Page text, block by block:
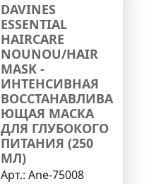
DAVINES
ESSENTIAL
HAIRCARE
NOUNOU/HAIR
MASK -
ИНТЕНСИВНАЯ
ВОССТАНАВЛИВА
ЮЩАЯ МАСКА
ДЛЯ ГЛУБОКОГО
ПИТАНИЯ (250
МЛ)
Арт.: Ane-75008